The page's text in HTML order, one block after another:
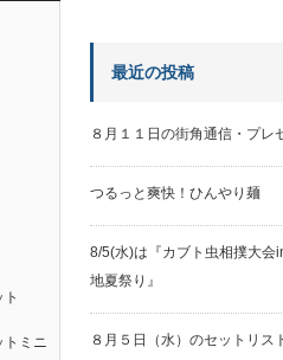
トミニ
最近の投稿
８月１１日の街角通信・プレ
つるっと爽快！ひんやり麺
8/5(水)は『カブト虫相撲大会
地夏祭り』
８月５日（水）のセットリス